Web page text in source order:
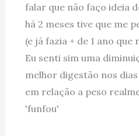
falar que não faço ideia
há 2 meses tive que me
(e já fazia + de 1 ano que
Eu senti sim uma
melhor digestão nos
em relação a peso
'funfou'